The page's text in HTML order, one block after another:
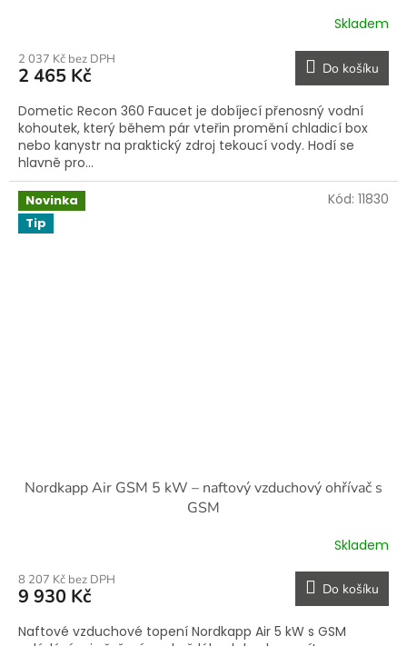
Skladem
2 037 Kč bez DPH
2 465 Kč Do košíku
Dometic Recon 360 Faucet je dobíjecí přenosný vodní
kohoutek, který během pár vteřin promění chladicí box
nebo kanystr na praktický zdroj tekoucí vody. Hodí se
hlavně pro...
Novinka
Tip
Nordkapp Air GSM 5 kW – naftový vzduchový ohřívač s
GSM
Skladem
8 207 Kč bez DPH
9 930 Kč Do košíku
Naftové vzduchové topení Nordkapp Air 5 kW s GSM
Kód: 11830